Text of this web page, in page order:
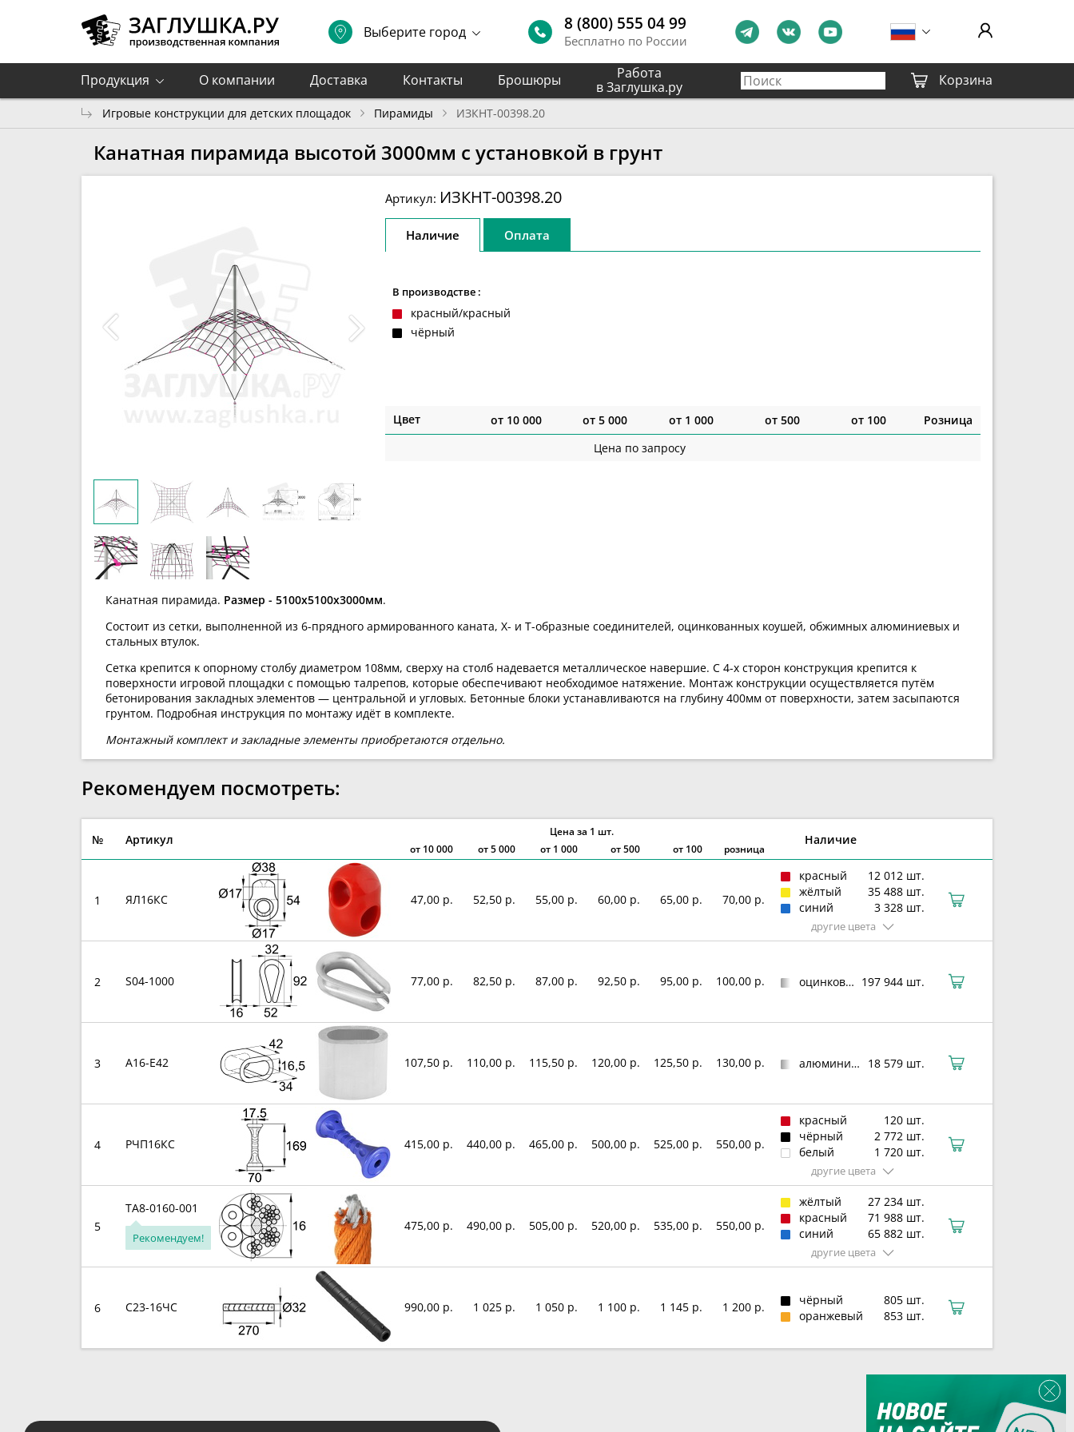
Выберите город 8 (800) 555 04 99
Бесплатно по России
Продукция О компании Доставка Контакты Брошюры
Работа
в Заглушка.ру
Корзина
Игровые конструкции для детских площадок Пирамиды ИЗКНТ-00398.20
Канатная пирамида высотой 3000мм с установкой в грунт
Артикул: ИЗКНТ-00398.20
Наличие Оплата
В производстве :
красный/красный
чёрный
Цвет от 10 000 от 5 000 от 1 000 от 500 от 100
Розница
Цена по запросу
Канатная пирамида. Размер - 5100х5100х3000мм.
Состоит из сетки, выполненной из 6-прядного армированного каната, Х- и Т-образные соединителей, оцинкованных коушей, обжимных алюминиевых и
стальных втулок.
Сетка крепится к опорному столбу диаметром 108мм, сверху на столб надевается металлическое навершие. С 4-х сторон конструкция крепится к
поверхности игровой площадки с помощью талрепов, которые обеспечивают необходимое натяжение. Монтаж конструкции осуществляется путём
бетонирования закладных элементов — центральной и угловых. Бетонные блоки устанавливаются на глубину 400мм от поверхности, затем засыпаются
грунтом. Подробная инструкция по монтажу идёт в комплекте.
Монтажный комплект и закладные элементы приобретаются отдельно.
Рекомендуем посмотреть:
№ Артикул
Цена за 1 шт.
Наличие
от 10 000 от5 000 от 1 000 от 500 от 100 розница
1 ЯЛ16КС 47,00 р. 52,50 р. 55,00 р. 60,00 р. 65,00 р. 70,00 р.
красный
12 012 шт.
жёлтый
35 488 шт.
синий
3 328 шт.
другие цвета
2 S04-1000 77,00 р. 82,50 р. 87,00 р. 92,50 р. 95,00 р. 100,00 р. оцинкованная сталь 197 944 шт.
3 A16-E42 107,50 р. 110,00 р. 115,50 р. 120,00 р. 125,50 р. 130,00 р. алюминиевый сплав 18 579 шт.
4 РЧП16КС 415,00 р. 440,00 р. 465,00 р. 500,00 р. 525,00 р. 550,00 р.
красный
120 шт.
чёрный
2 772 шт.
белый
1 720 шт.
другие цвета
5
TA8-0160-001
Рекомендуем!
475,00 р. 490,00 р. 505,00 р. 520,00 р. 535,00 р. 550,00 р.
жёлтый
27 234 шт.
красный
71 988 шт.
синий
65 882 шт.
другие цвета
6 С23-16ЧС 990,00 р. 1 025 р. 1 050 р. 1 100 р. 1 145 р. 1 200 р. чёрный
805 шт.
оранжевый
853 шт.